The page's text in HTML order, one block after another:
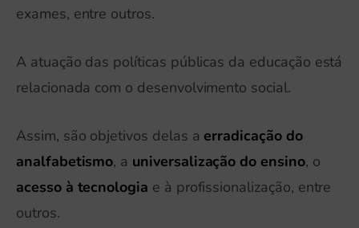
exames, entre outros.
A atuação das políticas públicas da educação está
relacionada com o desenvolvimento social.
Assim, são objetivos delas a erradicação do
analfabetismo, a universalização do ensino, o
acesso à tecnologia e à profissionalização, entre
outros.